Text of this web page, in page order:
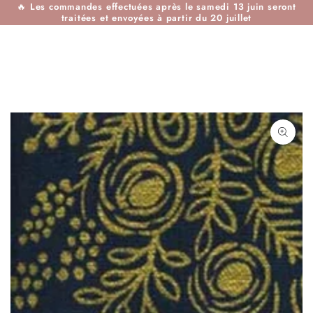
IGNORER LE
CONTENU
🔥 Les commandes effectuées après le samedi 13 juin seront
traitées et envoyées à partir du 20 juillet
IGNORER LES
INFORMATIONS SUR
LE PRODUIT